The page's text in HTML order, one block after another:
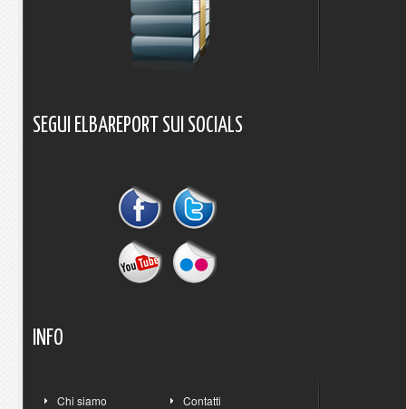
SEGUI ELBAREPORT SUI SOCIALS
INFO
Chi siamo Contatti